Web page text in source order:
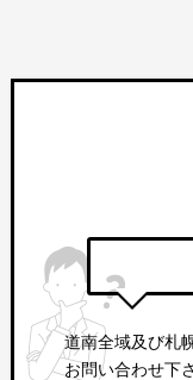
道南全域及び札
お問い合わせ下